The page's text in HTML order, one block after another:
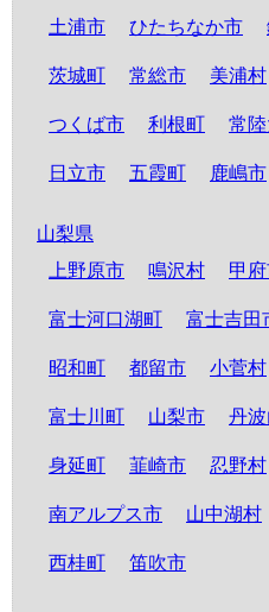
土浦市 ひたちなか市
茨城町 常総市 美浦村
つくば市 利根町 常
日立市 五霞町 鹿嶋市
山梨県
上野原市
鳴沢村 甲
富士河口湖町 富士吉田
昭和町 都留市 小菅村
富士川町 山梨市 丹
身延町 韮崎市 忍野村
南アルプス市 山中湖村
西桂町 笛吹市